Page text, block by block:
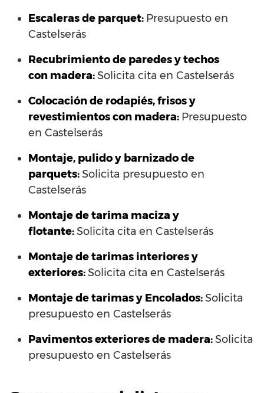
Escaleras de parquet: Presupuesto en
Castelserás
Recubrimiento de paredes y techos
con madera:Solicita cita en Castelserás
Colocación de rodapiés, frisos y
revestimientos con madera: Presupuesto
en Castelserás
Montaje, pulido y barnizado de
parquets:Solicita presupuesto en
Castelserás
Montaje de tarima maciza y
flotante:Solicita cita en Castelserás
Montaje de tarimas interiores y
exteriores:Solicita cita en Castelserás
Montaje de tarimas y Encolados:Solicita
presupuesto en Castelserás
Pavimentos exteriores de madera:Solicita
presupuesto en Castelserás